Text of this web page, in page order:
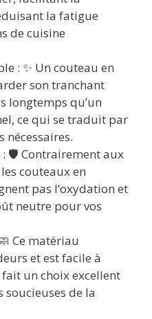
la fatigue
de cuisine
: ✨ Un couteau en
son tranchant
longtemps qu’un
ce qui se traduit par
nécessaires.
🛡️ Contrairement aux
couteaux en
pas l’oxydation et
neutre pour vos
Ce matériau
et est facile à
un choix excellent
soucieuses de la